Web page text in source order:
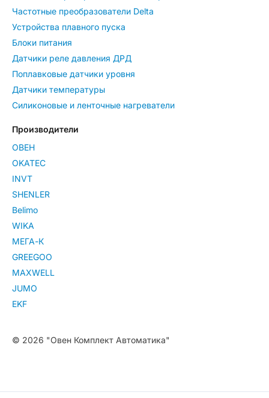
Частотные преобразователи Delta
Устройства плавного пуска
Блоки питания
Датчики реле давления ДРД
Поплавковые датчики уровня
Датчики температуры
Силиконовые и ленточные нагреватели
Производители
ОВЕН
OKATEC
INVT
SHENLER
Belimo
WIKA
МЕГА-К
GREEGOO
MAXWELL
JUMO
EKF
© 2026 "Овен Комплект Автоматика"